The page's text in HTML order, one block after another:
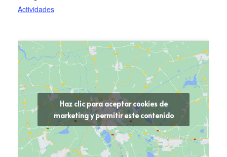
Actividades
Haz clic para aceptar cookies de
marketing y permitir este contenido